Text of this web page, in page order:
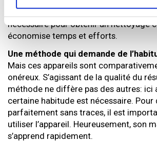
en caoutchouc et l’aspirent. Une
nécessaire pour obtenir un nettoyage
économise temps et efforts.
Une méthode qui demande de
Mais ces appareils sont
onéreux. S’agissant de la qualité du
méthode ne diffère pas des autres: ici
certaine habitude est nécessaire. Pour
parfaitement sans traces, il est
utiliser l’appareil. Heureusement, son
s’apprend rapidement.